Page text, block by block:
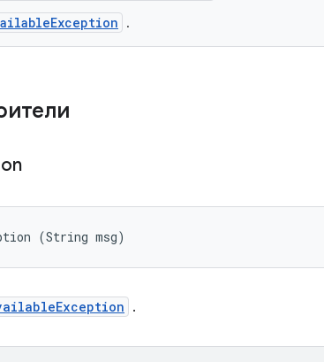
.
(String msg)
.